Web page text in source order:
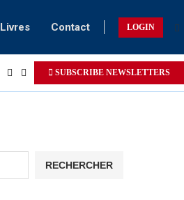
Livres Contact LOGIN
SUBSCRIBE NEWSLETTERS
RECHERCHER